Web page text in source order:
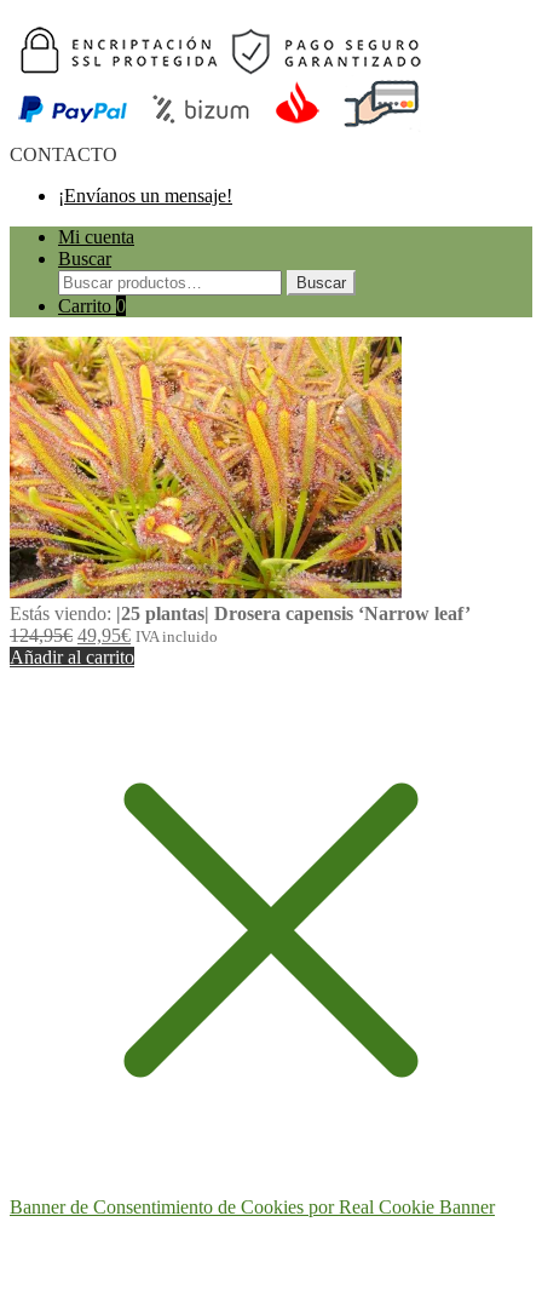
CONTACTO
¡Envíanos un mensaje!
Mi cuenta
Buscar
Buscar
Carrito 0
Estás viendo: |25 plantas| Drosera capensis ‘Narrow leaf’
124,95€ 49,95€ IVA incluido
Añadir al carrito
Banner de Consentimiento de Cookies por Real Cookie Banner